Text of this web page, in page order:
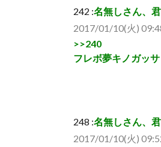
242 :名無しさん、
2017/01/10(火)
>>240
フレボ夢キノガッサ
248 :名無しさん、
2017/01/10(火)